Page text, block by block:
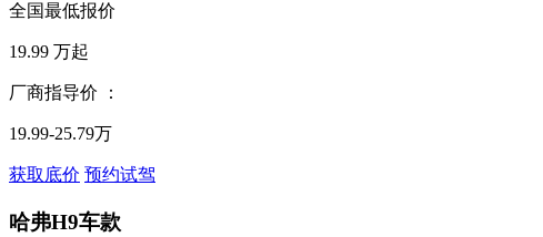
全国最低报价
19.99 万起
厂商指导价 ：
19.99-25.79万
获取底价 预约试驾
哈弗H9车款